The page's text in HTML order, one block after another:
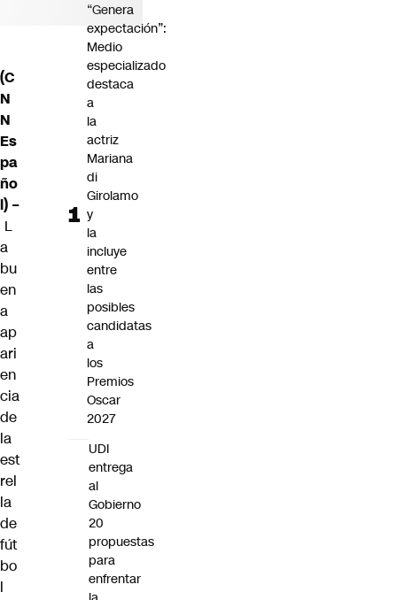
(C
N
N
Es
pa
ño
l) –
L
a
bu
en
a
ap
ari
en
cia
de
la
est
rel
la
de
fút
bo
l
“Genera
expectación”:
Medio
especializado
destaca
a
la
actriz
Mariana
di
Girolamo
y
la
incluye
entre
las
posibles
candidatas
a
los
Premios
Oscar
2027
UDI
entrega
al
Gobierno
20
propuestas
para
enfrentar